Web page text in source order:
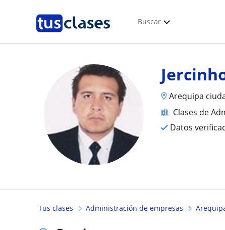
Buscar
Arequipa
Clases de
Datos
Tus clases Administración de empresas